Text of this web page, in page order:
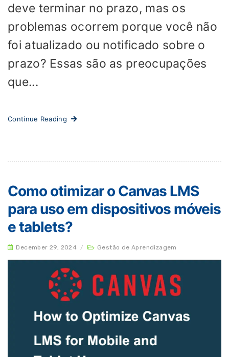
deve terminar no prazo, mas os
problemas ocorrem porque você não
foi atualizado ou notificado sobre o
prazo? Essas são as preocupações
que...
Continue Reading
Como otimizar o Canvas LMS
para uso em dispositivos móveis
e tablets?
December 29, 2024 / Gestão de Aprendizagem